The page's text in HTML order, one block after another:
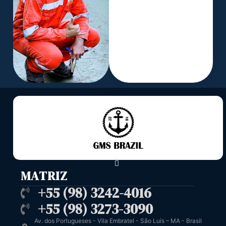
MATRIZ
+55 (98) 3242-4016
+55 (98) 3273-3090
Av. dos Portugueses - Vila Embratel - São Luís – MA - Brasil